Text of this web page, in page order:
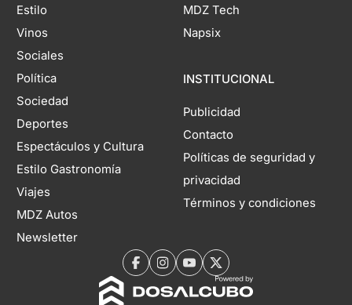
Estilo
Vinos
Sociales
Política
Sociedad
Deportes
Espectáculos y Cultura
Estilo Gastronomía
Viajes
MDZ Autos
Newsletter
MDZ Tech
Napsix
INSTITUCIONAL
Publicidad
Contacto
Políticas de seguridad y
privacidad
Términos y condiciones